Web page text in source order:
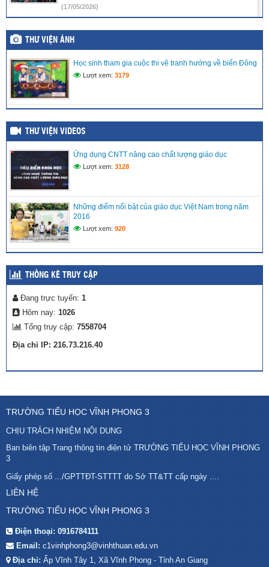
(17/05/2026)
LIÊN ĐỘI TRƯỜNG TIỂU HỌC VĨNH PHONG 3 RỘN RÀNG
RA MẮT CÂU LẠC BỘ VĂN NGHỆ – ƯƠM MẦM TÀI NĂNG
(15/05/2026)
LIÊN ĐỘI TRƯỜNG TIỂU HỌC VĨNH PHONG 3 TRAO TẶNG
QUÀ HỖ TRỢ CHO THIẾU NHI CÓ HOÀN CẢNH KHÓ
KHĂN
MÔ HÌNH TRẢI NGHIỆM SÁNG TẠO: “CHẮP CÁNH TÀI
NĂNG NHÍ TRÊN NỀN TẢNG SỐ” TẠI LIÊN ĐỘI TIỂU HỌC
VĨNH PHONG 3 NĂM 2025 – 2026
(27/04/2026)
THƯ VIỆN ẢNH
Học sinh tham gia cuộc thi vẽ tranh hướng về biển Đông
Lượt xem: 3179
THƯ VIỆN VIDEOS
Ứng dụng CNTT nâng cao chất lượng giáo dục
Lượt xem: 3128
Những điểm nổi bật của giáo dục Việt Nam trong năm
2016
Lượt xem: 920
THỐNG KÊ TRUY CẬP
Đang trực tuyến: 1
Hôm nay: 1026
Tổng truy cập: 7558704
Địa chỉ IP: 216.73.216.40
TRƯỜNG TIỂU HỌC VĨNH PHONG 3
CHỊU TRÁCH NHIỆM NỘI DUNG
Ban biên tập Trang thông tin điện tử TRƯỜNG TIỂU HỌC VĨNH PHONG
3
Giấy phép số .../GPTTĐT-STTTT do Sở TT&TT cấp ngày ....
LIÊN HỆ
TRƯỜNG TIỂU HỌC VĨNH PHONG 3
Điện thoại:0916784111
Email:c1vinhphong3@vinhthuan.edu.vn
Địa chỉ:Ấp Vĩnh Tây 1, Xã Vĩnh Phong - Tỉnh An Giang